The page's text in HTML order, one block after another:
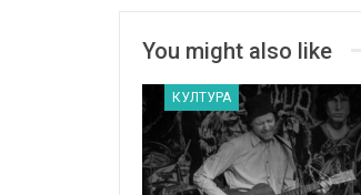
You might also like
КУЛТУРА